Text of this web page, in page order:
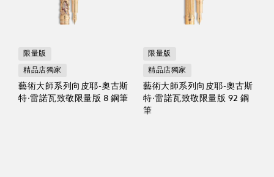
限量版
精品店獨家
藝術大師系列向皮耶-奧古斯
特·雷諾瓦致敬限量版 8 鋼筆
限量版
精品店獨家
藝術大師系列向皮耶-奧古斯
特·雷諾瓦致敬限量版 92 鋼
筆